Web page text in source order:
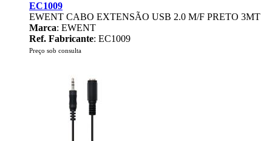
EC1009
EWENT CABO EXTENSÃO USB 2.0 M/F PRETO 3MT
Marca: EWENT
Ref. Fabricante: EC1009
Preço sob consulta